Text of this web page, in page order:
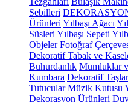
Sebilleri
Ürünleri Yılbaşı Ağacı
Süsleri Yılbaşı Sepeti
Objeler Fotoğraf
Dekoratif Tabak ve
Buhurdanlık Mumluklar
Kumbara Dekoratif Taşlar
Tutucular Müzik Kutusu
Dekorasyon Ürünleri